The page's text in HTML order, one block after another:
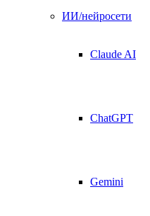
ИИ/нейросети
Claude AI
ChatGPT
Gemini